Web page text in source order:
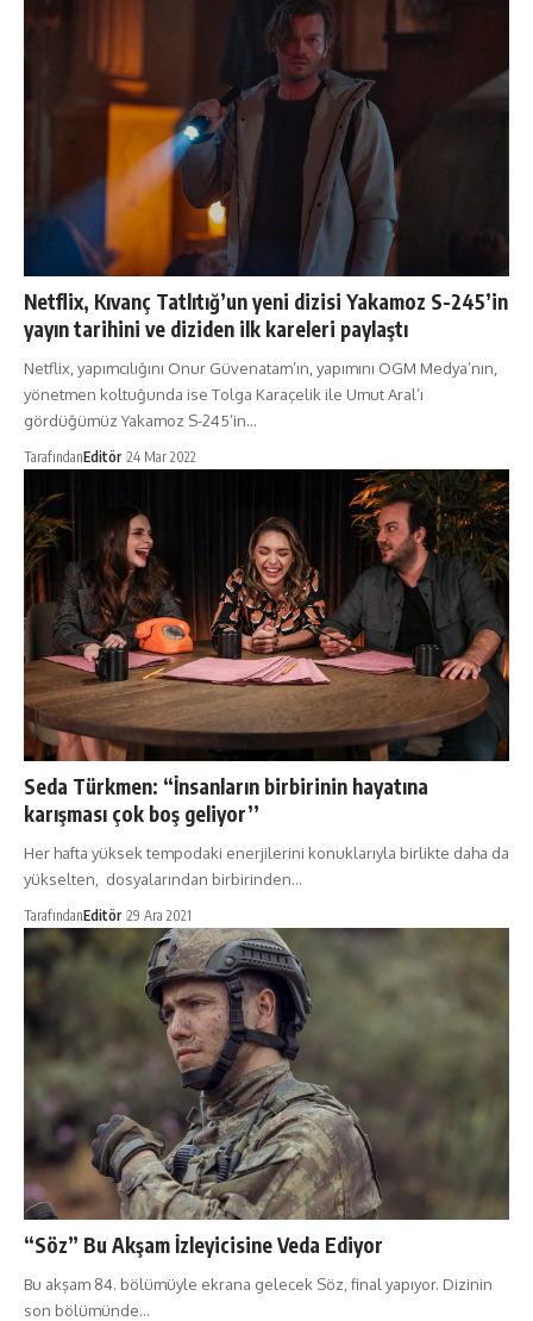
Netflix, Kıvanç Tatlıtığ’un yeni dizisi Yakamoz S-245’in
yayın tarihini ve diziden ilk kareleri paylaştı
Netflix, yapımcılığını Onur Güvenatam’ın, yapımını OGM Medya’nın,
yönetmen koltuğunda ise Tolga Karaçelik ile Umut Aral’ı
gördüğümüz Yakamoz S-245’in…
TarafındanEditör 24 Mar 2022
Seda Türkmen: “İnsanların birbirinin hayatına
karışması çok boş geliyor’’
Her hafta yüksek tempodaki enerjilerini konuklarıyla birlikte daha da
yükselten, dosyalarından birbirinden…
TarafındanEditör 29 Ara 2021
“Söz” Bu Akşam İzleyicisine Veda Ediyor
Bu akşam 84. bölümüyle ekrana gelecek Söz, final yapıyor. Dizinin
son bölümünde…